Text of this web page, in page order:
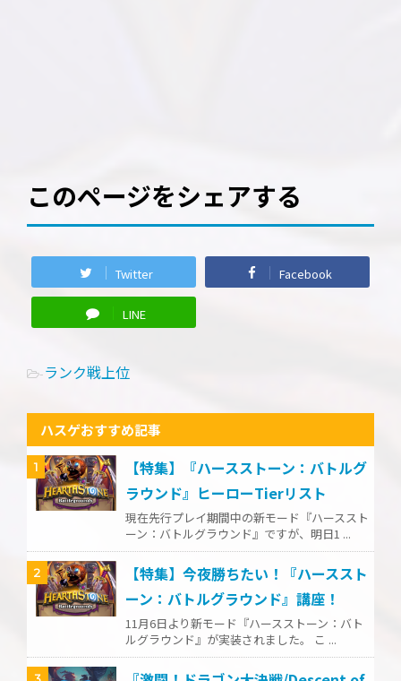
このページをシェアする
Twitter Facebook
LINE
-ランク戦上位
ハスゲおすすめ記事
1
【特集】『ハースストーン：バトルグ
ラウンド』ヒーローTierリスト
現在先行プレイ期間中の新モード『ハーススト
ーン：バトルグラウンド』ですが、明日1 ...
2
【特集】今夜勝ちたい！『ハーススト
ーン：バトルグラウンド』講座！
11月6日より新モード『ハースストーン：バト
ルグラウンド』が実装されました。 こ ...